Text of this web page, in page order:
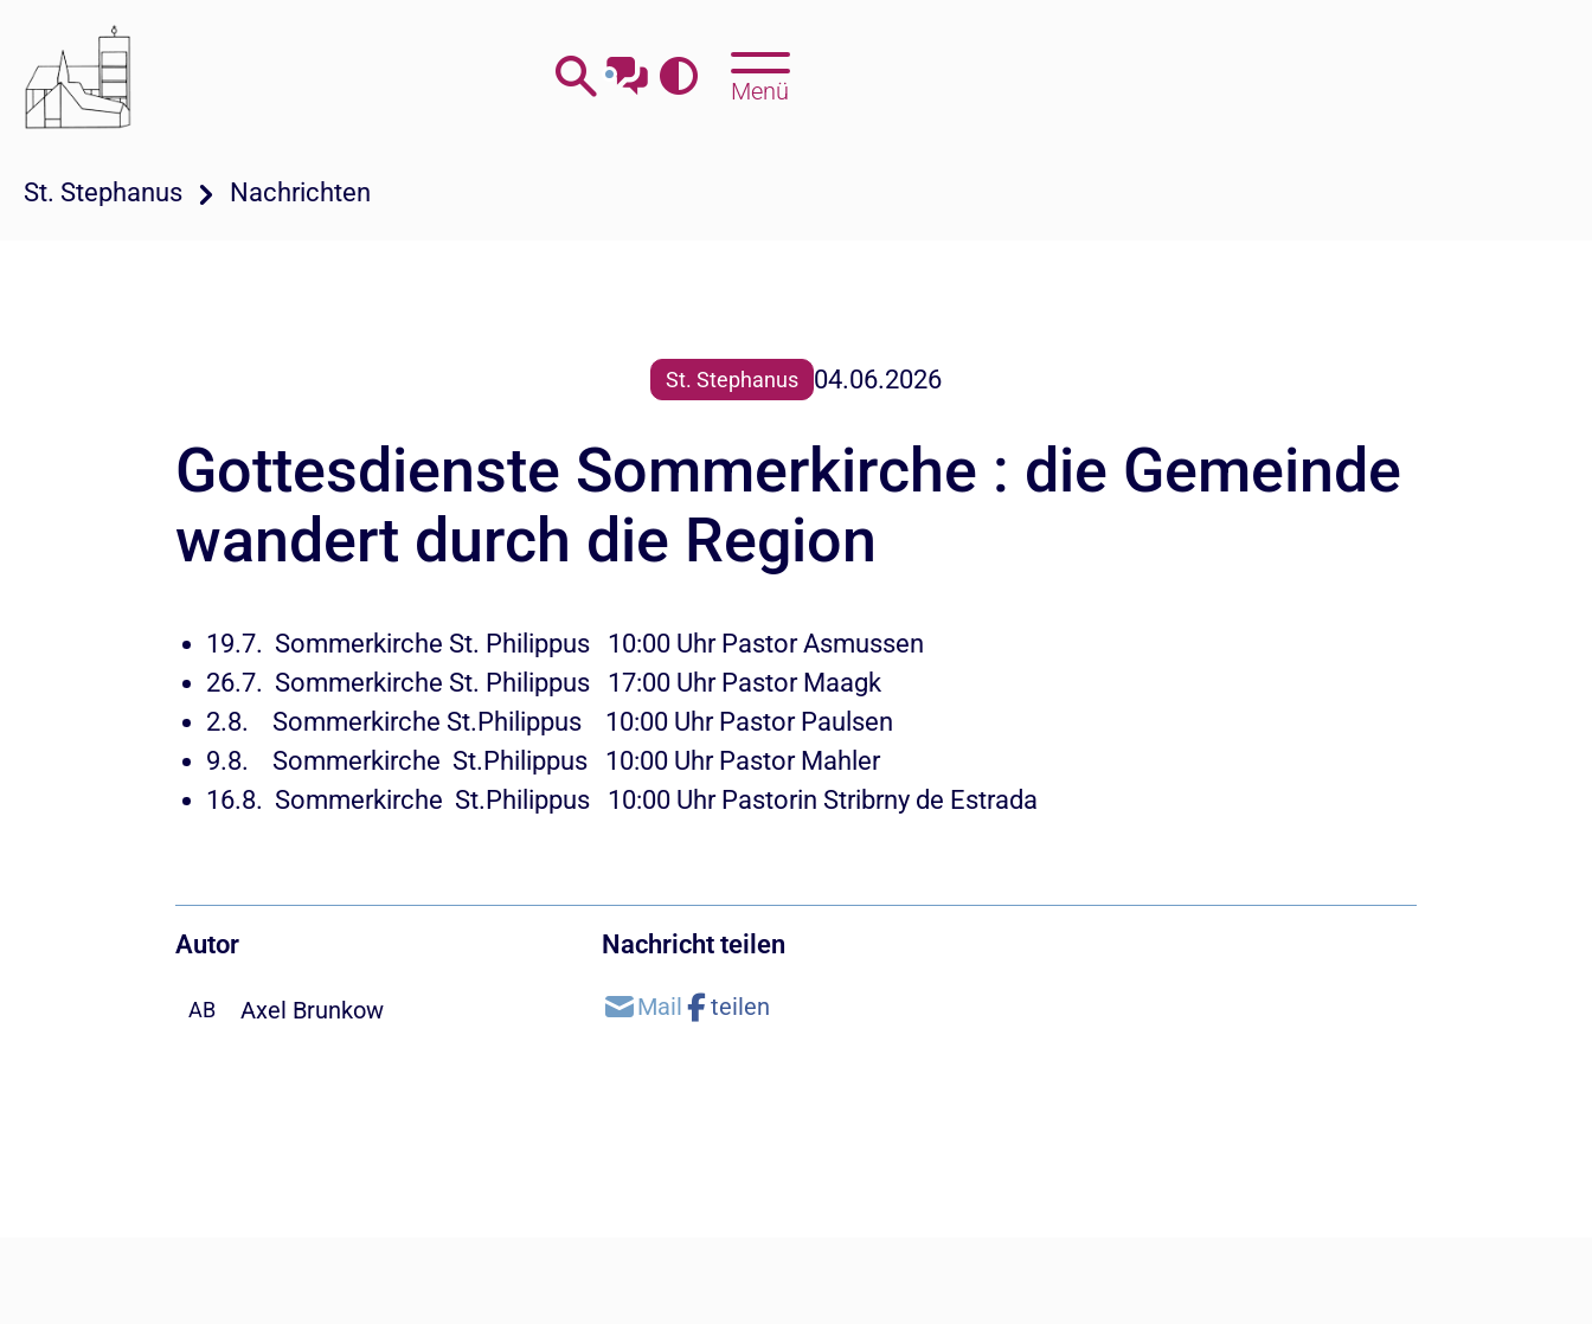
Menü
St. Stephanus Nachrichten
St. Stephanus 04.06.2026
Gottesdienste Sommerkirche : die Gemeinde
wandert durch die Region
19.7. Sommerkirche St. Philippus 10:00 Uhr Pastor Asmussen
26.7. Sommerkirche St. Philippus 17:00 Uhr Pastor Maagk
2.8. Sommerkirche St.Philippus 10:00 Uhr Pastor Paulsen
9.8. Sommerkirche St.Philippus 10:00 Uhr Pastor Mahler
16.8. Sommerkirche St.Philippus 10:00 Uhr Pastorin Stribrny de Estrada
Autor
AB Axel Brunkow
Nachricht teilen